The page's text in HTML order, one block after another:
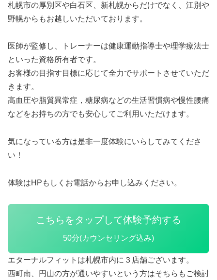
札幌市の厚別区や白石区、新札幌からだけでなく、江別や
野幌からもお越しいただいております。
医師が監修し、トレーナーは健康運動指導士や理学療法士
といった資格所有者です。
お客様の目指す目標に応じて全力でサポートさせていただ
きます。
高血圧や脂質異常症，糖尿病などの生活習慣病や慢性腰痛
などをお持ちの方でも安心してご利用いただけます。
気になっている方は是非一度体験にいらしてみてくださ
い！
体験はHPもしくお電話からお申し込みください。
こちらをタップして体験予約する
50分(カウンセリング込み)
エターナルフィットは札幌市内に３店舗ございます。
西町南、円山の方が通いやすいという方はそちらもご検討